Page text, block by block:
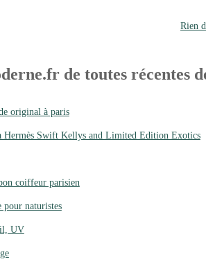
Rien
de toutes récentes
original à paris
Hermès Swift Kellys and Limited Edition Exotics
coiffeur parisien
pour naturistes
UV